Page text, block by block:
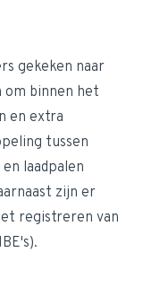
gekeken naar
om binnen het
en extra
tussen
laadpalen
zijn er
registreren van